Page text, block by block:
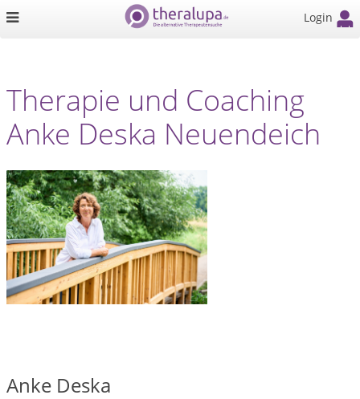
Login
Therapie und Coaching
Anke Deska Neuendeich
Anke Deska